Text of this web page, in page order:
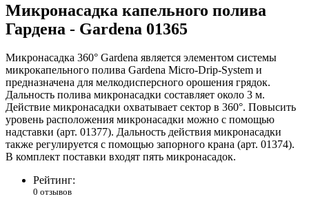
Микронасадка капельного полива
Гардена - Gardena 01365
Микронасадка 360° Gardena является элементом системы
микрокапельного полива Gardena Micro-Drip-System и
предназначена для мелкодисперсного орошения грядок.
Дальность полива микронасадки составляет около 3 м.
Действие микронасадки охватывает сектор в 360°. Повысить
уровень расположения микронасадки можно с помощью
надставки (арт. 01377). Дальность действия микронасадки
также регулируется с помощью запорного крана (арт. 01374).
В комплект поставки входят пять микронасадок.
Рейтинг:
0 отзывов